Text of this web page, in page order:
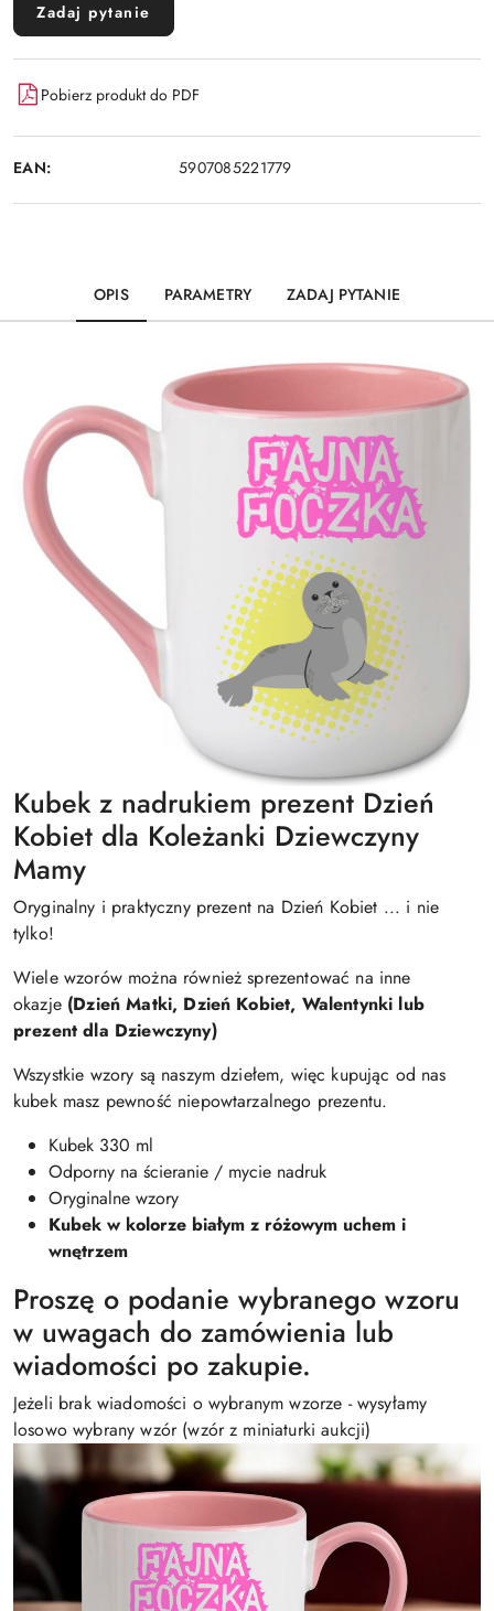
Zadaj pytanie
Pobierz produkt do PDF
EAN: 5907085221779
OPIS PARAMETRY ZADAJ PYTANIE
Kubek z nadrukiem prezent Dzień
Kobiet dla Koleżanki Dziewczyny
Mamy
Oryginalny i praktyczny prezent na Dzień Kobiet ... i nie
tylko!
Wiele wzorów można również sprezentować na inne
okazje (Dzień Matki, Dzień Kobiet, Walentynki lub
prezent dla Dziewczyny)
Wszystkie wzory są naszym dziełem, więc kupując od nas
kubek masz pewność niepowtarzalnego prezentu.
Kubek 330 ml
Odporny na ścieranie / mycie nadruk
Oryginalne wzory
Kubek w kolorze białym z różowym uchem i
wnętrzem
Proszę o podanie wybranego wzoru
w uwagach do zamówienia lub
wiadomości po zakupie.
Jeżeli brak wiadomości o wybranym wzorze - wysyłamy
losowo wybrany wzór (wzór z miniaturki aukcji)